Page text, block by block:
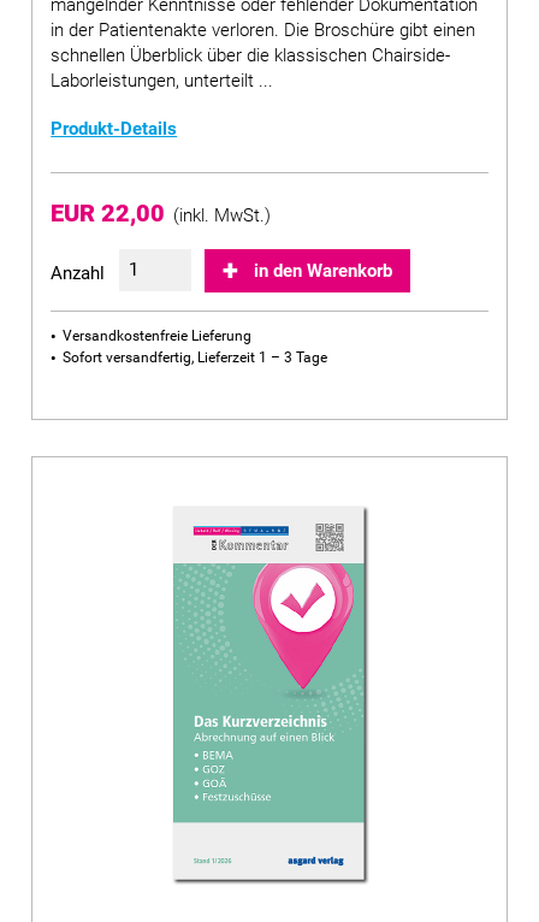
mangelnder Kenntnisse oder fehlender Dokumentation
in der Patientenakte verloren. Die Broschüre gibt einen
schnellen Überblick über die klassischen Chairside-
Laborleistungen, unterteilt ...
Produkt-Details
EUR 22,00 (inkl. MwSt.)
Anzahl in den Warenkorb
Versandkostenfreie Lieferung
Sofort versandfertig, Lieferzeit 1 – 3 Tage